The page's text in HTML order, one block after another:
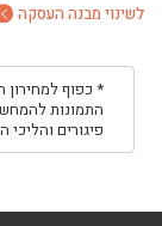
לשינוי מבנה העסקה
* כפוף
התמונות
פיגורים